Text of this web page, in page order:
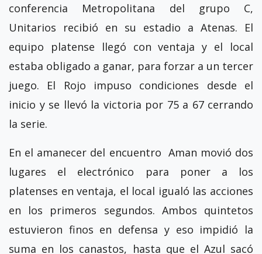
conferencia Metropolitana del grupo C,
Unitarios recibió en su estadio a Atenas. El
equipo platense llegó con ventaja y el local
estaba obligado a ganar, para forzar a un tercer
juego. El Rojo impuso condiciones desde el
inicio y se llevó la victoria por 75 a 67 cerrando
la serie.
En el amanecer del encuentro Aman movió dos
lugares el electrónico para poner a los
platenses en ventaja, el local igualó las acciones
en los primeros segundos. Ambos quintetos
estuvieron finos en defensa y eso impidió la
suma en los canastos, hasta que el Azul sacó